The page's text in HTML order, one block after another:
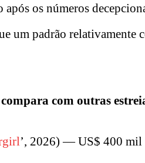
após os números
um padrão relativamente
compara com outras
’, 2026) — US$ 400 mil